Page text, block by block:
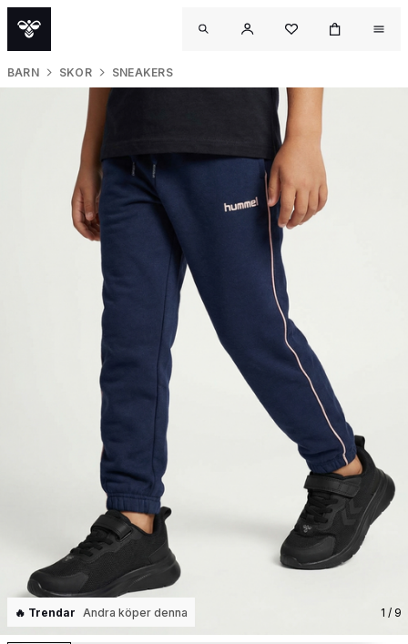
BARN SKOR SNEAKERS
🔥 Trendar Andra köper denna 1 / 9